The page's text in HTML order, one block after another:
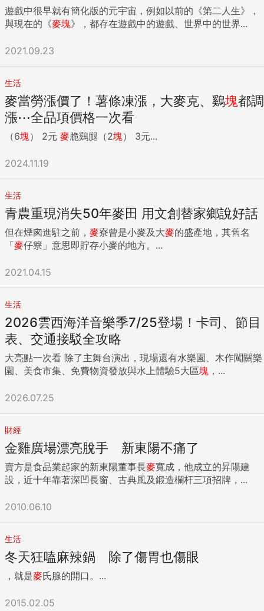
遊戲中很早就有簡化版的元宇宙，例如以前的《第二人生》，
與現在的《麥塊》，都存在遊戲中的遊戲、世界中的世界...
2021.09.23
生活
麥當勞漲價了！薯條凍漲，大麥克、鷄塊都調
漲⋯全品項價格一次看
（6塊 ） 2元 麥脆鷄腿（2塊 ） 3元...
2024.11.19
生活
青農重現消失50年麥田 用文創替家鄉說好話
但在煙囪進駐之前， 麥寮曾是小麥及大麥的盛產地，其舊名
「麥仔簝」意思即貯存小麥的地方。...
2021.04.15
生活
2026雲西海洋音樂季7/25登場！卡司、節目
表、交通接駁全攻略
大亮點一次看 除了主舞台演出，現場還有水樂園、木作闖關樂
園、美食市集、免費物資發放與水上體驗5大區塊 ，...
2026.07.25
財經
金雞廣場漂亮脫手 新東陽不痛了
賣方是食品業起家的新東陽董事長麥寬成，他成立的昇陽建
設，近十年靠著深凹長窗、古典風及鍛造欄杆三項招牌，...
2010.06.10
生活
冬天狂嗑麻辣鍋 除了傷胃也傷眼
，就是麥氏腺的開口。...
2015.02.05